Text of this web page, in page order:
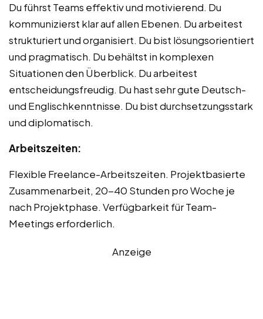
Du führst Teams effektiv und motivierend. Du
kommunizierst klar auf allen Ebenen. Du arbeitest
strukturiert und organisiert. Du bist lösungsorientiert
und pragmatisch. Du behältst in komplexen
Situationen den Überblick. Du arbeitest
entscheidungsfreudig. Du hast sehr gute Deutsch-
und Englischkenntnisse. Du bist durchsetzungsstark
und diplomatisch.
Arbeitszeiten:
Flexible Freelance-Arbeitszeiten. Projektbasierte
Zusammenarbeit, 20-40 Stunden pro Woche je
nach Projektphase. Verfügbarkeit für Team-
Meetings erforderlich.
Anzeige